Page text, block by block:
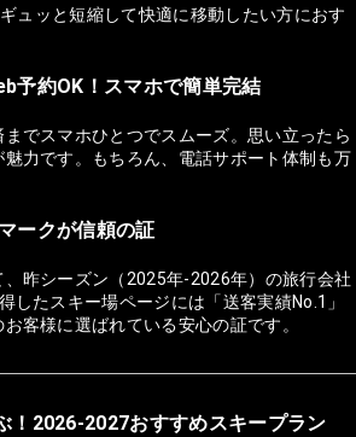
ュッと短縮して快適に移動したい方におす
予約OK！スマホで簡単完結
でスマホひとつでスムーズ。思い立ったら
力です。もちろん、電話サポート体制も万
ークが信頼の証
昨シーズン（2025年-2026年）の旅行会社
したスキー場ページには「送客実績No.1」
客様に選ばれている安心の証です。
！2026-2027おすすめスキープラン